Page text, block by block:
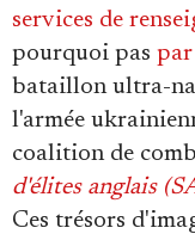
services de
pourquoi pas par
bataillon ultra-
l'armée
coalition de
d'élites anglais
Ces trésors